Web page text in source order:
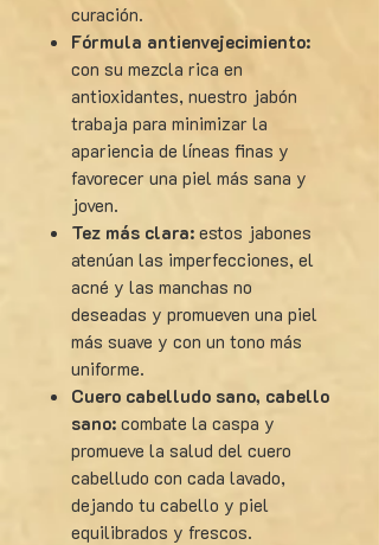
curación.
Fórmula antienvejecimiento:
con su mezcla rica en
antioxidantes, nuestro jabón
trabaja para minimizar la
apariencia de líneas finas y
favorecer una piel más sana y
joven.
Tez más clara: estos jabones
atenúan las imperfecciones, el
acné y las manchas no
deseadas y promueven una piel
más suave y con un tono más
uniforme.
Cuero cabelludo sano, cabello
sano: combate la caspa y
promueve la salud del cuero
cabelludo con cada lavado,
dejando tu cabello y piel
equilibrados y frescos.